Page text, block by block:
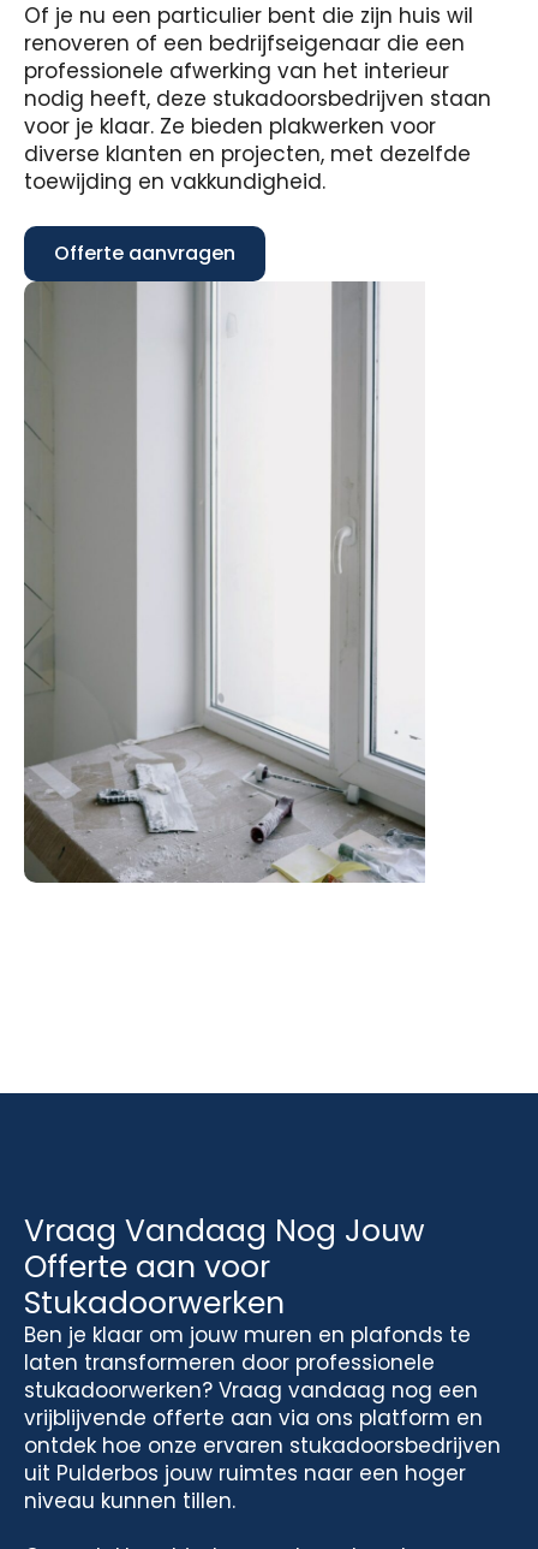
Of je nu een particulier bent die zijn huis wil
renoveren of een bedrijfseigenaar die een
professionele afwerking van het interieur
nodig heeft, deze stukadoorsbedrijven staan
voor je klaar. Ze bieden plakwerken voor
diverse klanten en projecten, met dezelfde
toewijding en vakkundigheid.
Offerte aanvragen
Vraag Vandaag Nog Jouw
Offerte aan voor
Stukadoorwerken
Ben je klaar om jouw muren en plafonds te
laten transformeren door professionele
stukadoorwerken? Vraag vandaag nog een
vrijblijvende offerte aan via ons platform en
ontdek hoe onze ervaren stukadoorsbedrijven
uit Pulderbos jouw ruimtes naar een hoger
niveau kunnen tillen.